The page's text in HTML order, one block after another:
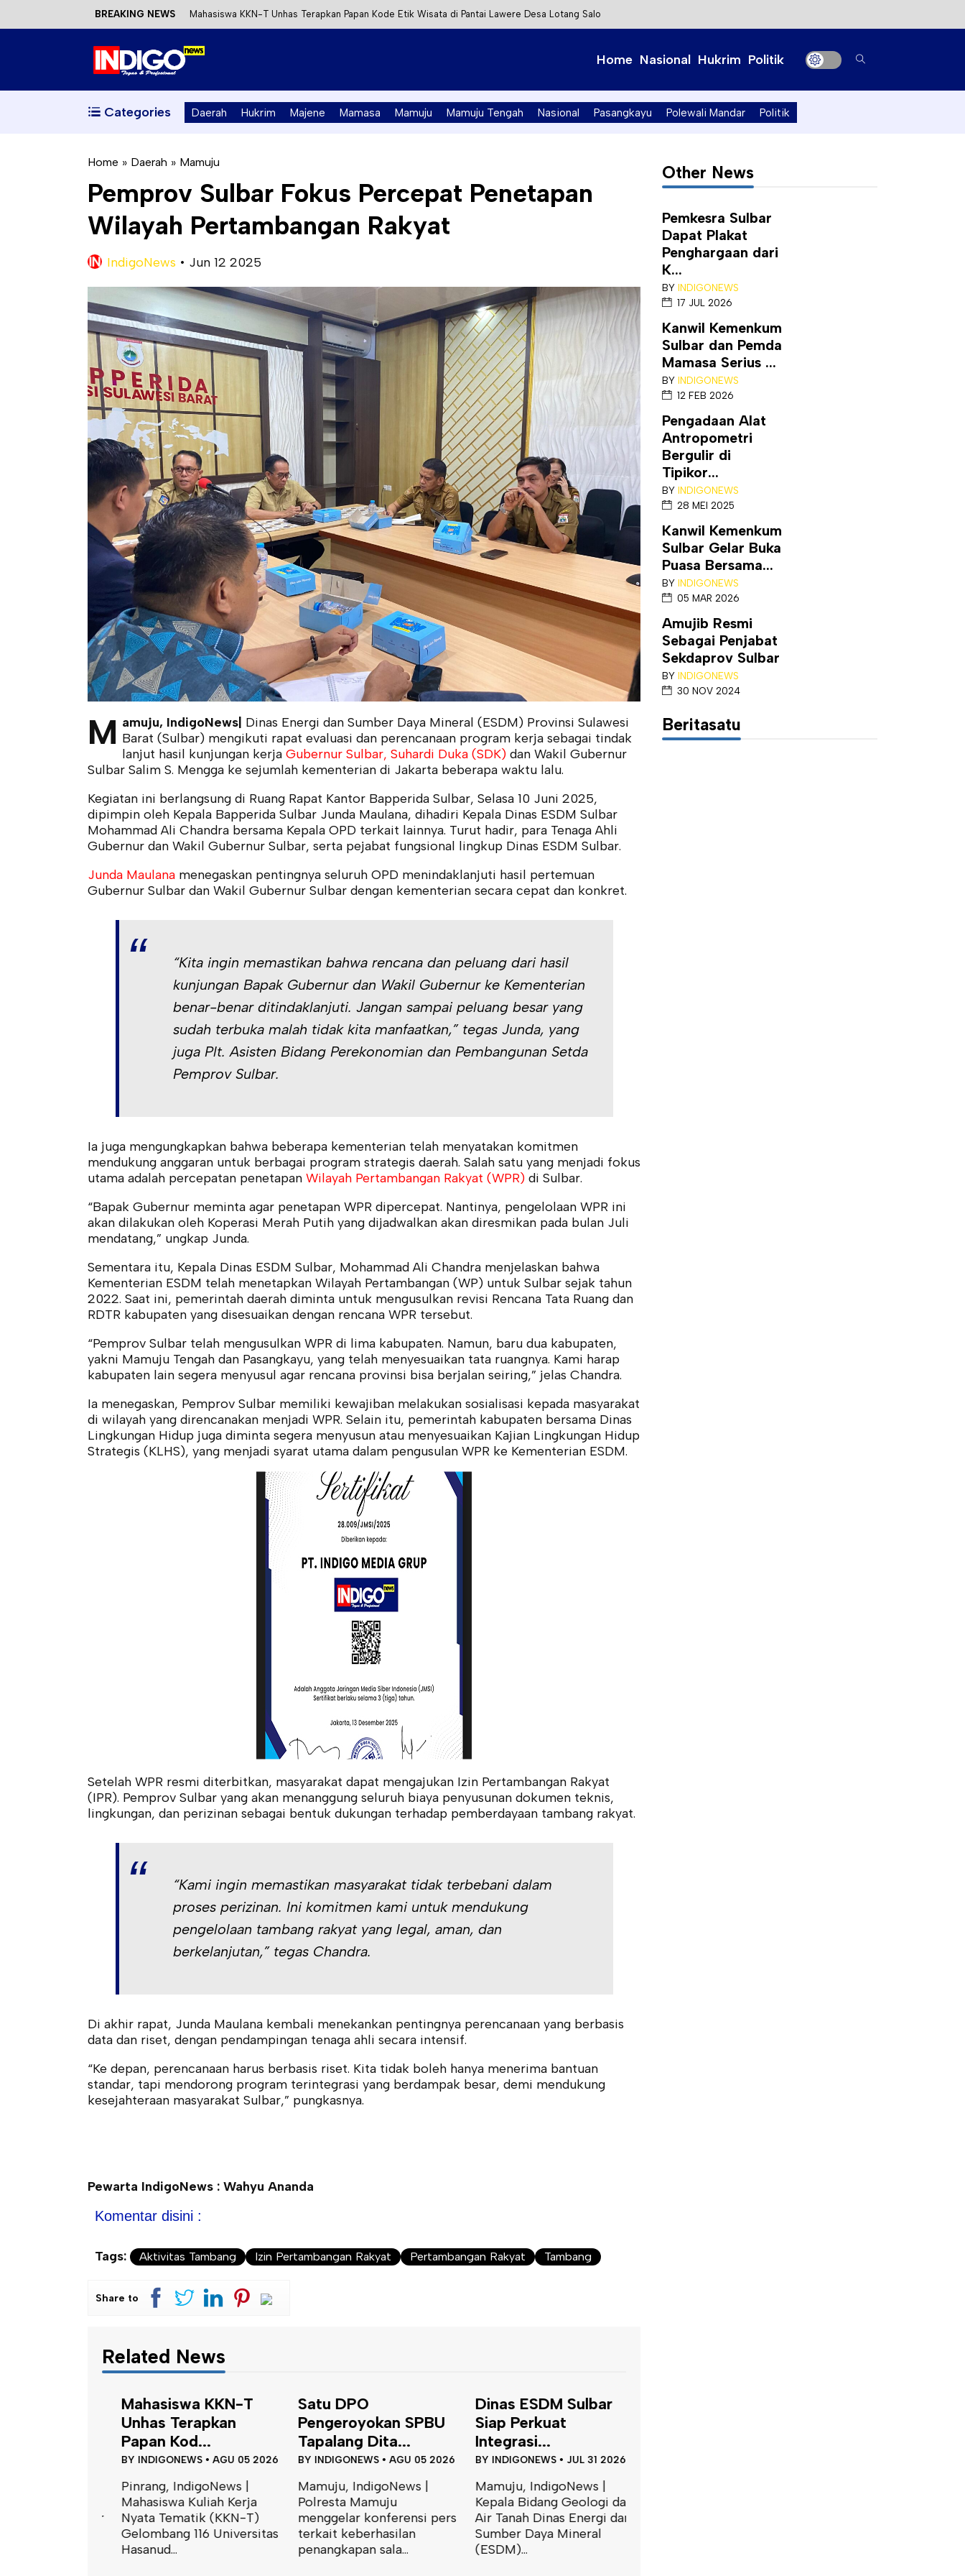
BREAKING NEWS Mahasiswa KKN-T Unhas Terapkan Papan Kode Etik Wisata di Pantai Lawere Desa Lotang Salo
Satu DPO Pengeroyokan SPBU Tapalang Ditangkap, Satu Lagi Kabur ke Kalimantan
Kecewa Kapolresta Absen, APPK Mamuju Soroti Kejanggalan Kasus Tambang Emas Ilegal
Home Nasional Hukrim Politik
Categories Daerah Hukrim Majene Mamasa Mamuju Mamuju Tengah Nasional Pasangkayu Polewali Mandar Politik
Home » Daerah » Mamuju
Pemprov Sulbar Fokus Percepat Penetapan
Wilayah Pertambangan Rakyat
IndigoNews • Jun 12 2025
M amuju, IndigoNews| Dinas Energi dan Sumber Daya Mineral (ESDM) Provinsi Sulawesi
Barat (Sulbar) mengikuti rapat evaluasi dan perencanaan program kerja sebagai tindak
lanjut hasil kunjungan kerja Gubernur Sulbar, Suhardi Duka (SDK) dan Wakil Gubernur
Sulbar Salim S. Mengga ke sejumlah kementerian di Jakarta beberapa waktu lalu.
Kegiatan ini berlangsung di Ruang Rapat Kantor Bapperida Sulbar, Selasa 10 Juni 2025,
dipimpin oleh Kepala Bapperida Sulbar Junda Maulana, dihadiri Kepala Dinas ESDM Sulbar
Mohammad Ali Chandra bersama Kepala OPD terkait lainnya. Turut hadir, para Tenaga Ahli
Gubernur dan Wakil Gubernur Sulbar, serta pejabat fungsional lingkup Dinas ESDM Sulbar.
Junda Maulana menegaskan pentingnya seluruh OPD menindaklanjuti hasil pertemuan
Gubernur Sulbar dan Wakil Gubernur Sulbar dengan kementerian secara cepat dan konkret.
“Kita ingin memastikan bahwa rencana dan peluang dari hasil
kunjungan Bapak Gubernur dan Wakil Gubernur ke Kementerian
benar-benar ditindaklanjuti. Jangan sampai peluang besar yang
sudah terbuka malah tidak kita manfaatkan,” tegas Junda, yang
juga Plt. Asisten Bidang Perekonomian dan Pembangunan Setda
Pemprov Sulbar.
Ia juga mengungkapkan bahwa beberapa kementerian telah menyatakan komitmen
mendukung anggaran untuk berbagai program strategis daerah. Salah satu yang menjadi fokus
utama adalah percepatan penetapan Wilayah Pertambangan Rakyat (WPR) di Sulbar.
“Bapak Gubernur meminta agar penetapan WPR dipercepat. Nantinya, pengelolaan WPR ini
akan dilakukan oleh Koperasi Merah Putih yang dijadwalkan akan diresmikan pada bulan Juli
mendatang,” ungkap Junda.
Sementara itu, Kepala Dinas ESDM Sulbar, Mohammad Ali Chandra menjelaskan bahwa
Kementerian ESDM telah menetapkan Wilayah Pertambangan (WP) untuk Sulbar sejak tahun
2022. Saat ini, pemerintah daerah diminta untuk mengusulkan revisi Rencana Tata Ruang dan
RDTR kabupaten yang disesuaikan dengan rencana WPR tersebut.
“Pemprov Sulbar telah mengusulkan WPR di lima kabupaten. Namun, baru dua kabupaten,
yakni Mamuju Tengah dan Pasangkayu, yang telah menyesuaikan tata ruangnya. Kami harap
kabupaten lain segera menyusul agar rencana provinsi bisa berjalan seiring,” jelas Chandra.
Ia menegaskan, Pemprov Sulbar memiliki kewajiban melakukan sosialisasi kepada masyarakat
di wilayah yang direncanakan menjadi WPR. Selain itu, pemerintah kabupaten bersama Dinas
Lingkungan Hidup juga diminta segera menyusun atau menyesuaikan Kajian Lingkungan Hidup
Strategis (KLHS), yang menjadi syarat utama dalam pengusulan WPR ke Kementerian ESDM.
Setelah WPR resmi diterbitkan, masyarakat dapat mengajukan Izin Pertambangan Rakyat
(IPR). Pemprov Sulbar yang akan menanggung seluruh biaya penyusunan dokumen teknis,
lingkungan, dan perizinan sebagai bentuk dukungan terhadap pemberdayaan tambang rakyat.
“Kami ingin memastikan masyarakat tidak terbebani dalam
proses perizinan. Ini komitmen kami untuk mendukung
pengelolaan tambang rakyat yang legal, aman, dan
berkelanjutan,” tegas Chandra.
Di akhir rapat, Junda Maulana kembali menekankan pentingnya perencanaan yang berbasis
data dan riset, dengan pendampingan tenaga ahli secara intensif.
“Ke depan, perencanaan harus berbasis riset. Kita tidak boleh hanya menerima bantuan
standar, tapi mendorong program terintegrasi yang berdampak besar, demi mendukung
kesejahteraan masyarakat Sulbar,” pungkasnya.
Pewarta IndigoNews : Wahyu Ananda
Komentar disini :
Tags: Aktivitas Tambang Izin Pertambangan Rakyat Pertambangan Rakyat Tambang
Share to
Related News
Mahasiswa KKN-T
Unhas Terapkan
Papan Kod...
INDIGONEWS •AGU 05 2026
Pinrang, IndigoNews |
Mahasiswa Kuliah Kerja
Nyata Tematik (KKN-T)
Gelombang 116 Universitas
Hasanud...
Satu DPO
Pengeroyokan SPBU
Tapalang Dita...
INDIGONEWS •AGU 05 2026
Mamuju, IndigoNews |
Polresta Mamuju
menggelar konferensi pers
terkait keberhasilan
penangkapan sala...
Dinas ESDM Sulbar
Siap Perkuat
Integrasi...
INDIGONEWS •JUL 31 2026
Mamuju, IndigoNews |
Kepala Bidang Geologi dan
Air Tanah Dinas Energi dan
Sumber Daya Mineral
(ESDM)...
Other News
Pemkesra Sulbar
Dapat Plakat
Penghargaan dari
K...
BY INDIGONEWS
17 JUL 2026
Kanwil Kemenkum
Sulbar dan Pemda
Mamasa Serius ...
BY INDIGONEWS
12 FEB 2026
Pengadaan Alat
Antropometri
Bergulir di
Tipikor...
BY INDIGONEWS
28 MEI 2025
Kanwil Kemenkum
Sulbar Gelar Buka
Puasa Bersama...
BY INDIGONEWS
05 MAR 2026
Amujib Resmi
Sebagai Penjabat
Sekdaprov Sulbar
BY INDIGONEWS
30 NOV 2024
Beritasatu